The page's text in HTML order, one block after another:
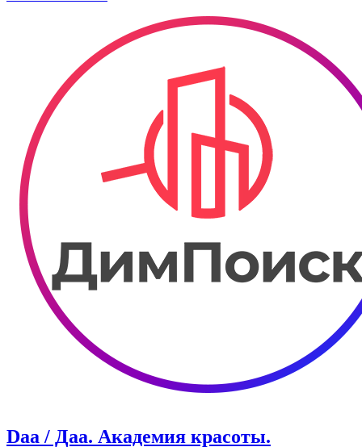
Daa / Даа. Академия красоты.